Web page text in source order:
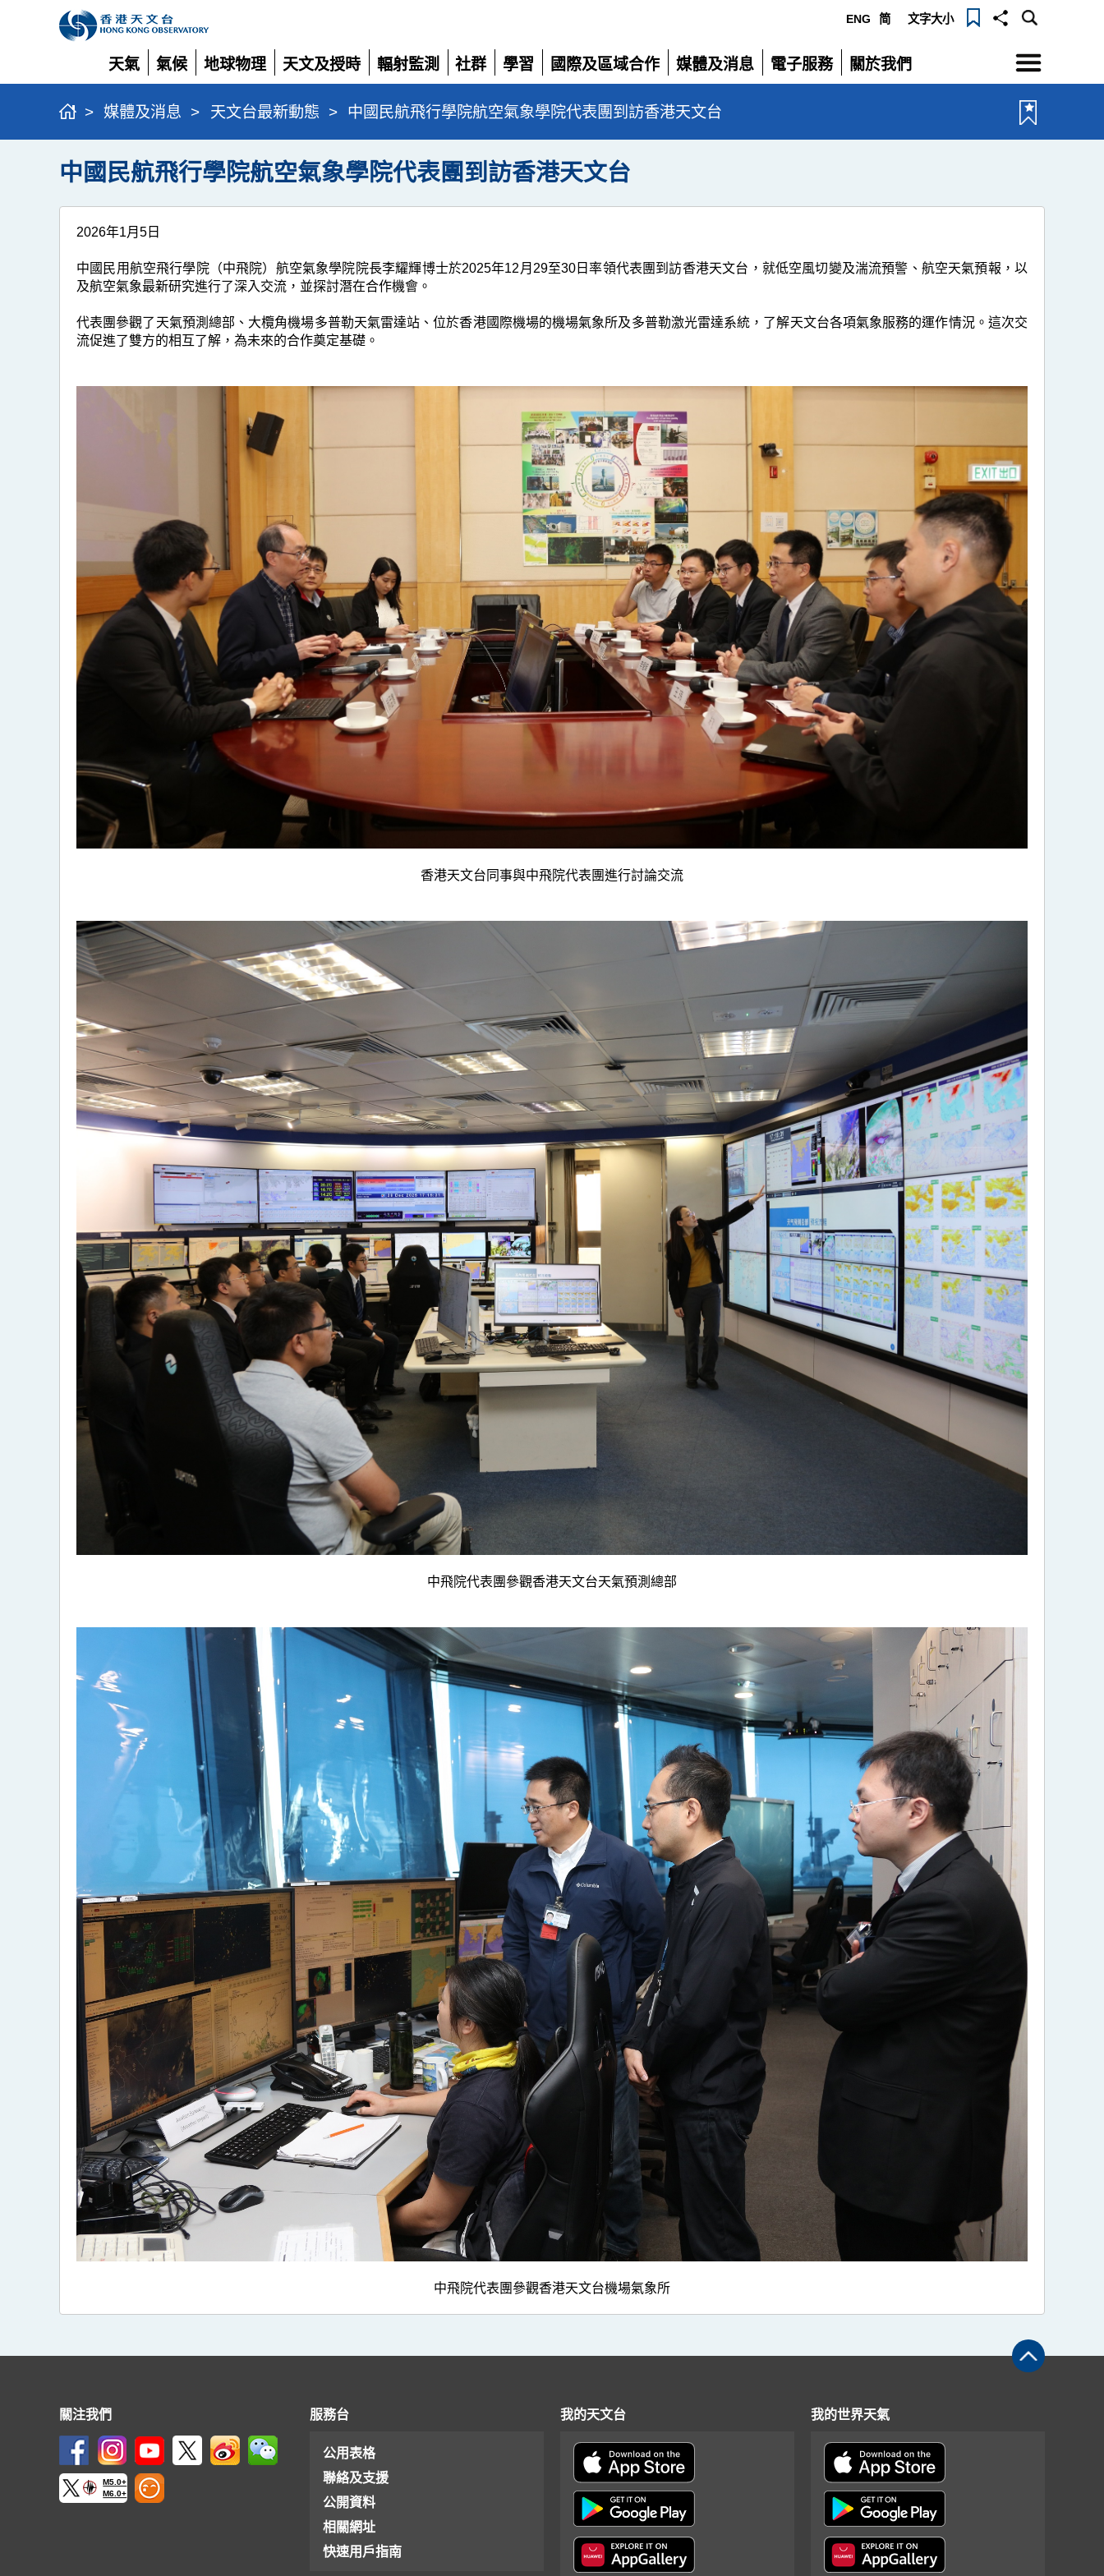
ENG 简 文字大小
天氣
展
開
氣候
展
開
地球物理
展
開
天文及授時
展
開
輻射監測
展
開
社群
展
開
學習
展
開
國際及區域合作
展
開
媒體及消息
展
開
電子服務
展
關於我們
展
選
單
> 媒體及消息 > 天文台最新動態 > 中國民航飛行學院航空氣象學院代表團到訪香港天文台
中國民航飛行學院航空氣象學院代表團到訪香港天文台
2026年1月5日
中國民用航空飛行學院（中飛院）航空氣象學院院長李耀輝博士於2025年12月29至30日率領代表團到訪香港天文台，就低空風切變及湍流預警、航空天氣預報，以
及航空氣象最新研究進行了深入交流，並探討潛在合作機會。
代表團參觀了天氣預測總部、大欖角機場多普勒天氣雷達站、位於香港國際機場的機場氣象所及多普勒激光雷達系統，了解天文台各項氣象服務的運作情況。這次交
流促進了雙方的相互了解，為未來的合作奠定基礎。
香港天文台同事與中飛院代表團進行討論交流
中飛院代表團參觀香港天文台天氣預測總部
中飛院代表團參觀香港天文台機場氣象所
關注我們
M5.0+
M6.0+
服務台
公用表格
聯絡及支援
公開資料
相關網址
快速用戶指南
我的天文台 我的世界天氣